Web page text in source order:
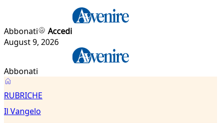
Abbonati
Accedi
August 9, 2026
Abbonati
Il
Vangelo
RUBRICHE
Il Vangelo